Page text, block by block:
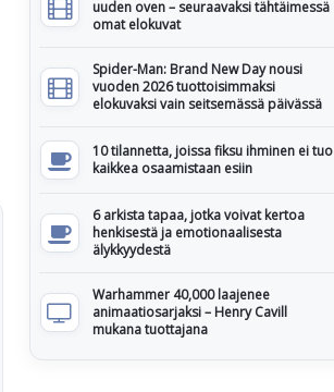
uuden oven – seuraavaksi tähtäimessä
omat elokuvat
Spider-Man: Brand New Day nousi
vuoden 2026 tuottoisimmaksi
elokuvaksi vain seitsemässä päivässä
10 tilannetta, joissa fiksu ihminen ei tuo
kaikkea osaamistaan esiin
6 arkista tapaa, jotka voivat kertoa
henkisestä ja emotionaalisesta
älykkyydestä
Warhammer 40,000 laajenee
animaatiosarjaksi – Henry Cavill
mukana tuottajana